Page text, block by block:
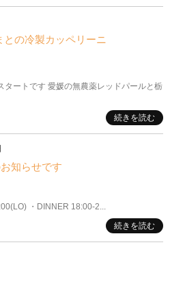
との冷製カッペリーニ
ートです 愛媛の無農薬レッドパールと栃
続きを読む
知らせです
・DINNER 18:00-2...
続きを読む